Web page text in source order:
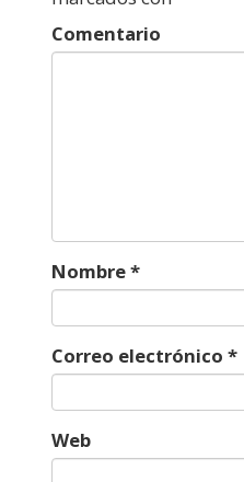
Comentario
Nombre*
Correo electrónico *
Web